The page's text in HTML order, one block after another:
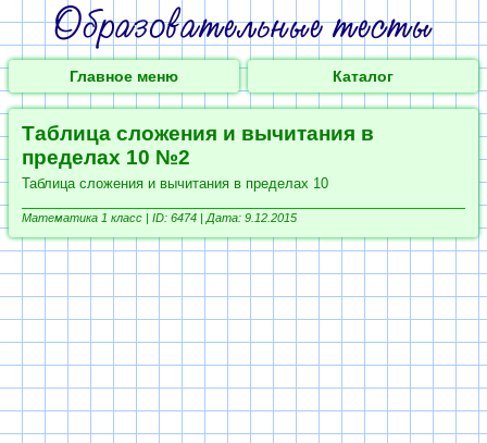
Главное меню Каталог
Таблица сложения и вычитания в
пределах 10 №2
Таблица сложения и вычитания в пределах 10
Математика 1 класс | ID: 6474 | Дата: 9.12.2015